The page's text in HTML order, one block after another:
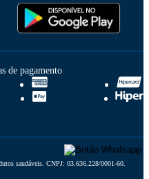
de pagamento
saudáveis. CNPJ: 03.636.228/0001-60.